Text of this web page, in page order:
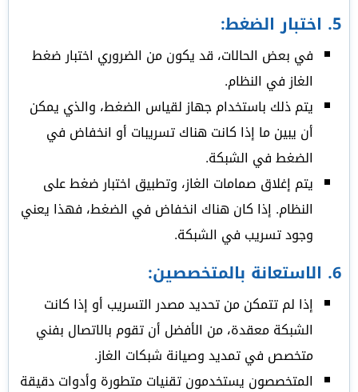
5. اختبار الضغط:
في بعض الحالات، قد يكون من الضروري اختبار ضغط
الغاز في النظام.
يتم ذلك باستخدام جهاز لقياس الضغط، والذي يمكن
أن يبين ما إذا كانت هناك تسريبات أو انخفاض في
الضغط في الشبكة.
يتم إغلاق صمامات الغاز، وتطبيق اختبار ضغط على
النظام. إذا كان هناك انخفاض في الضغط، فهذا يعني
وجود تسريب في الشبكة.
6. الاستعانة بالمتخصصين:
إذا لم تتمكن من تحديد مصدر التسريب أو إذا كانت
الشبكة معقدة، من الأفضل أن تقوم بالاتصال بفني
متخصص في تمديد وصيانة شبكات الغاز.
المتخصصون يستخدمون تقنيات متطورة وأدوات دقيقة